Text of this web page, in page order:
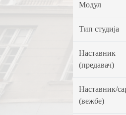
Модул
Тип студија
Наставник
(предавач)
Наставник/
(вежбе)